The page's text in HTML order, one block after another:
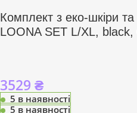
Комплект з еко-шкіри
LOONA SET L/XL, black,
3529 ₴
5 в наявності
5 в наявності